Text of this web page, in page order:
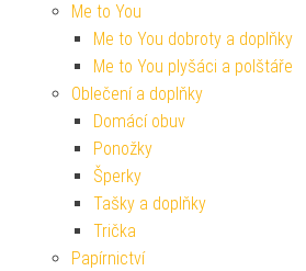
Me to You
Me to You dobroty a doplňky
Me to You plyšáci a polštáře
Oblečení a doplňky
Domácí obuv
Ponožky
Šperky
Tašky a doplňky
Trička
Papírnictví